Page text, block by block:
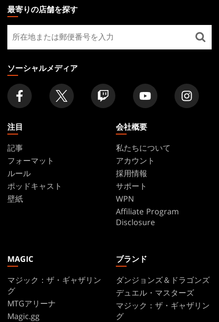
THE
GATHERING
FOOTER
最寄りの店舗を探す
寄
り
の
店
舗
を
探
ソーシャルメディア
注目
記事
フォーマット
ルール
ポッドキャスト
壁紙
会社概要
私たちについて
アカウント
採用情報
サポート
WPN
Affiliate Program
Disclosure
MAGIC
マジック：ザ・ギャザリン
グ
MTGアリーナ
Magic.gg
ブランド
ダンジョンズ＆ドラゴンズ
デュエル・マスターズ
マジック：ザ・ギャザリン
グ